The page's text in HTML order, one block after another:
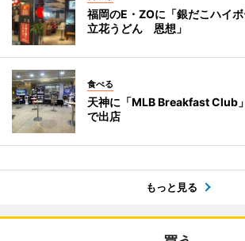
福岡のE・ZOに「銀だこハイ
立花うどん 恩想」
食べる
天神に「MLB Breakfast Club
で出店
もっと見る